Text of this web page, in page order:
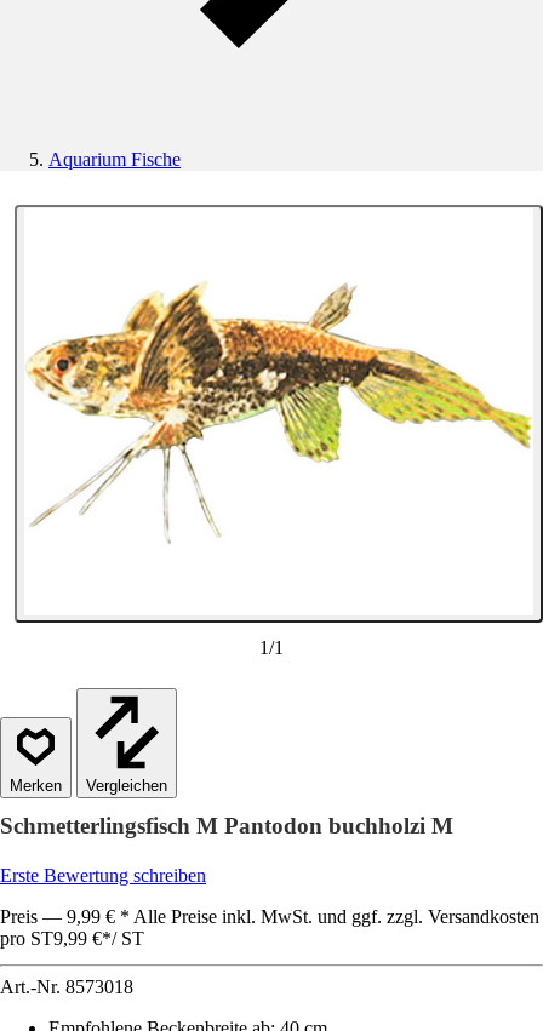
Aquarium Fische
1/1
Vergleichen
Schmetterlingsfisch M Pantodon buchholzi M
Erste Bewertung schreiben
Preis — 9,99 € * Alle Preise inkl. MwSt. und ggf. zzgl. Versandkosten
pro ST9,99 €*/ ST
Art.-Nr. 8573018